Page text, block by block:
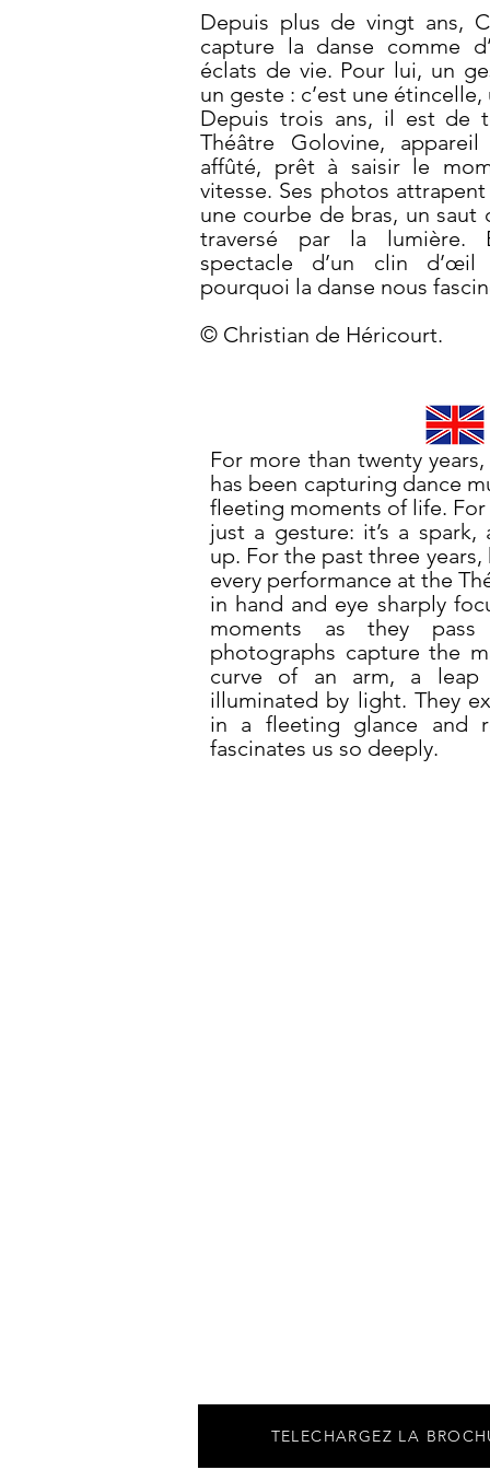
Depuis plus de vingt ans,
capture la danse comme
éclats de vie. Pour lui, un
un geste : c’est une
Depuis trois ans, il est de
Théâtre Golovine,
affûté, prêt à saisir le
vitesse. Ses photos
une courbe de bras, un saut
traversé par la lumière.
spectacle d’un clin
pourquoi la danse nous
© Christian de Héricourt.
For more than twenty
has been capturing dance
fleeting moments of life.
just a gesture: it’s a
up. For the past three
every performance at the
in hand and eye sharply
moments as they
photographs capture the
curve of an arm, a
illuminated by light. They
in a fleeting glance and
fascinates us so deeply.
TELECHARGEZ LA